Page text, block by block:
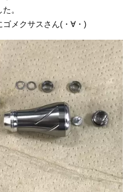
。
ゴメクサスさん(・∀・)